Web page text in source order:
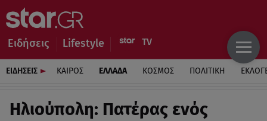
Ειδήσεις Lifestyle
ΕΙΔΗΣΕΙΣ ΚΑΙΡΟΣ ΕΛΛΑΔΑ ΚΟΣΜΟΣ ΠΟΛΙΤΙΚΗ
Ηλιούπολη: Πατέρας ενός